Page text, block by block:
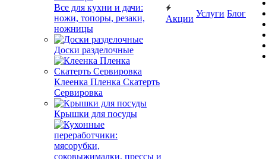
Все для кухни и дачи:
ножи, топоры, резаки,
ножницы
Доски разделочные
Клеенка Пленка Скатерть
Сервировка
Крышки для посуды
Акции
Услуги Блог